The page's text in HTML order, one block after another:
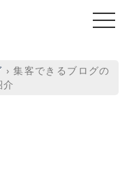
›集客できるブログの